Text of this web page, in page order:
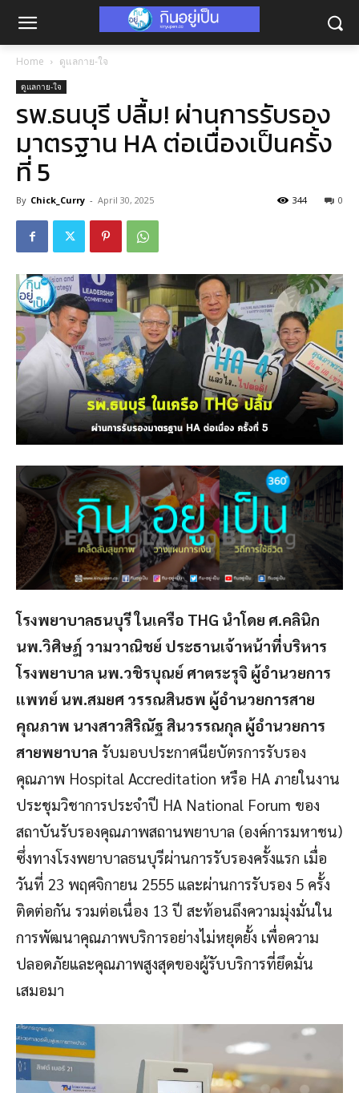
Home ดูแลกาย-ใจ
ดูแลกาย-ใจ
รพ.ธนบุรี ปลื้ม! ผ่านการรับรอง
มาตรฐาน HA ต่อเนื่องเป็นครั้ง
ที่ 5
By Chick_Curry - April 30, 2025 0
344
โรงพยาบาลธนบุรี ในเครือ THG นำโดย ศ.คลินิก
นพ.วิศิษฎ์ วามวาณิชย์ ประธานเจ้าหน้าที่บริหาร
โรงพยาบาล นพ.วชิรบุณย์ ศาตระรุจิ ผู้อำนวยการ
แพทย์ นพ.สมยศ วรรณสินธพ ผู้อำนวยการสาย
คุณภาพ นางสาวสิริณัฐ สินวรรณกุล ผู้อำนวยการ
สายพยาบาล รับมอบประกาศนียบัตรการรับรอง
คุณภาพ Hospital Accreditation หรือ HA ภายในงาน
ประชุมวิชาการประจำปี HA National Forum ของ
สถาบันรับรองคุณภาพสถานพยาบาล (องค์การมหาชน)
ซึ่งทางโรงพยาบาลธนบุรีผ่านการรับรองครั้งแรก เมื่อ
วันที่ 23 พฤศจิกายน 2555 และผ่านการรับรอง 5 ครั้ง
ติดต่อกัน รวมต่อเนื่อง 13 ปี สะท้อนถึงความมุ่งมั่นใน
การพัฒนาคุณภาพบริการอย่างไม่หยุดยั้ง เพื่อความ
ปลอดภัยและคุณภาพสูงสุดของผู้รับบริการที่ยึดมั่น
เสมอมา